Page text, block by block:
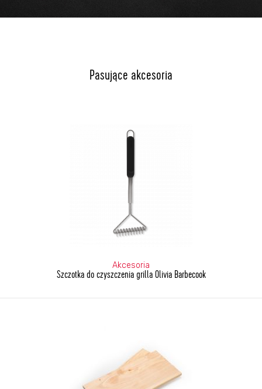
Pasujące akcesoria
Akcesoria
Szczotka do czyszczenia grilla Olivia Barbecook